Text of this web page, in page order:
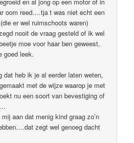
oom reed….tja t was niet echt een
er wel ruimschoots waren)
nooit de vraag gesteld of ik wel
moe voor haar ben geweest,
goed leek.
dat heb ik je al eerder laten weten,
met de wijze waarop je met
nu een soort van bevestiging of
aan dat menig kind graag zo’n
zegt wel genoeg dacht